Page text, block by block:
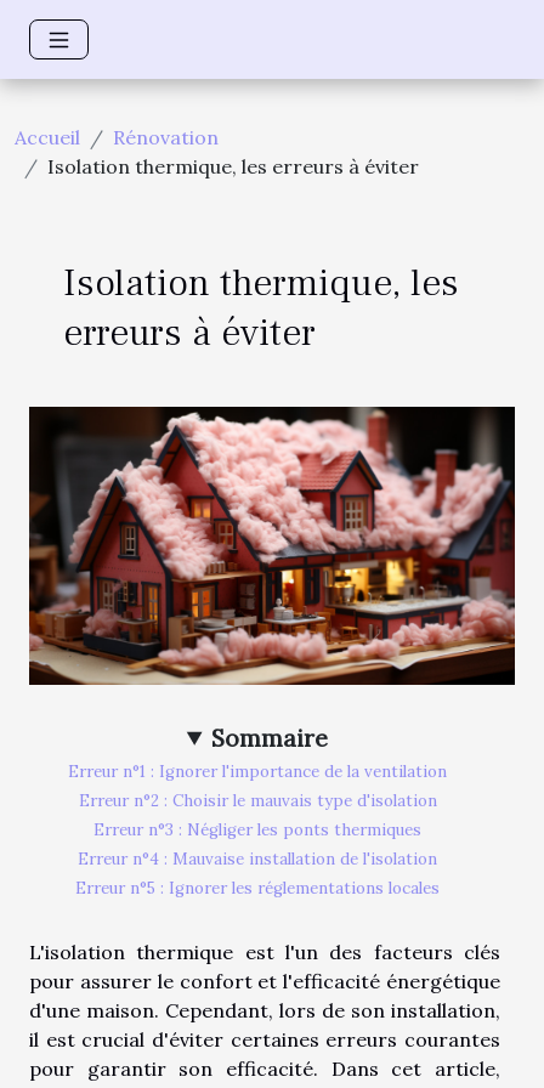
Accueil
Rénovation
Isolation thermique, les erreurs à éviter
Isolation thermique, les
erreurs à éviter
Sommaire
Erreur n°1 : Ignorer l'importance de la ventilation
Erreur n°2 : Choisir le mauvais type d'isolation
Erreur n°3 : Négliger les ponts thermiques
Erreur n°4 : Mauvaise installation de l'isolation
Erreur n°5 : Ignorer les réglementations locales
L'isolation thermique est l'un des facteurs clés
pour assurer le confort et l'efficacité énergétique
d'une maison. Cependant, lors de son installation,
il est crucial d'éviter certaines erreurs courantes
pour garantir son efficacité. Dans cet article,